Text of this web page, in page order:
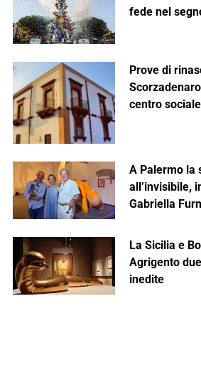
fede nel
Prove di
centro
A Palermo la
all’invisibile,
Gabriella
La Sicilia e
Agrigento
inedite